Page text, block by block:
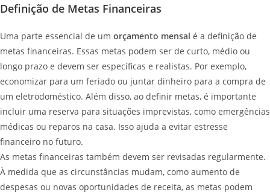
Definição de Metas Financeiras
Uma parte essencial de um orçamento mensal é a definição de
metas financeiras. Essas metas podem ser de curto, médio ou
longo prazo e devem ser específicas e realistas. Por exemplo,
economizar para um feriado ou juntar dinheiro para a compra de
um eletrodoméstico. Além disso, ao definir metas, é importante
incluir uma reserva para situações imprevistas, como emergências
médicas ou reparos na casa. Isso ajuda a evitar estresse
financeiro no futuro.
As metas financeiras também devem ser revisadas regularmente.
À medida que as circunstâncias mudam, como aumento de
despesas ou novas oportunidades de receita, as metas podem